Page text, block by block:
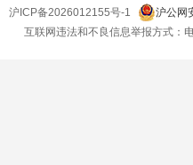
沪ICP备2026012155号-1
沪公网
互联网违法和不良信息举报方式：